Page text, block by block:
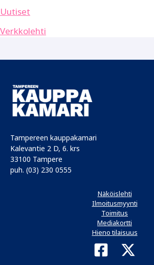
Uutiset
Verkkolehti
Tampereen kauppakamari
Kalevantie 2 D, 6. krs
33100 Tampere
puh. (03) 230 0555
Näköislehti
Ilmoitusmyynti
Toimitus
Mediakortti
Hieno tilaisuus